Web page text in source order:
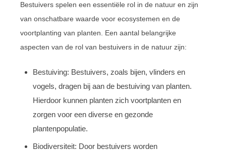
Bestuivers spelen een essentiële rol in de natuur en zijn
van onschatbare waarde voor ecosystemen en de
voortplanting van planten. Een aantal belangrijke
aspecten van de rol van bestuivers in de natuur zijn:
Bestuiving: Bestuivers, zoals bijen, vlinders en
vogels, dragen bij aan de bestuiving van planten.
Hierdoor kunnen planten zich voortplanten en
zorgen voor een diverse en gezonde
plantenpopulatie.
Biodiversiteit: Door bestuivers worden